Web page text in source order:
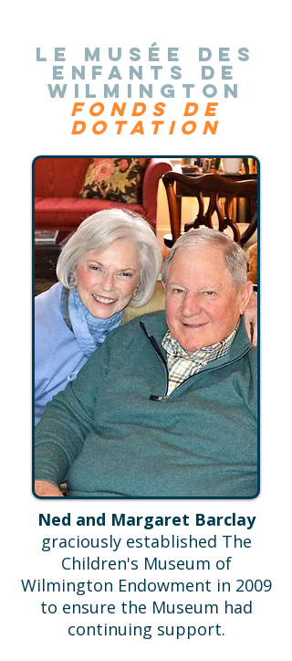
Le musée des
enfants de
Wilmington
Fonds de
dotation
Ned and Margaret Barclay
graciously established The
Children's Museum of
Wilmington Endowment in 2009
to ensure the Museum had
continuing support.